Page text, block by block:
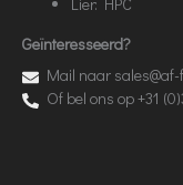
Geïnteresseerd?
Mail naar
Of bel ons op +31